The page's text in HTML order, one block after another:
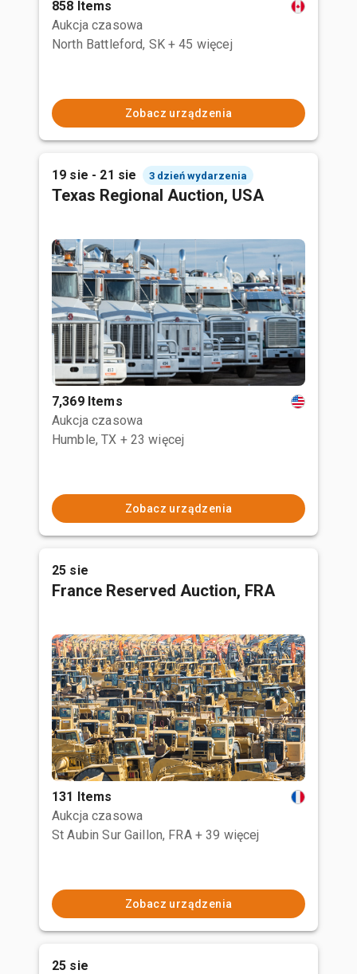
858 Items
Aukcja czasowa
North Battleford, SK + 45 więcej
Zobacz urządzenia
19 sie - 21 sie 3 dzień wydarzenia
Texas Regional Auction, USA
7,369 Items
Aukcja czasowa
Humble, TX + 23 więcej
Zobacz urządzenia
25 sie
France Reserved Auction, FRA
131 Items
Aukcja czasowa
St Aubin Sur Gaillon, FRA + 39 więcej
Zobacz urządzenia
25 sie